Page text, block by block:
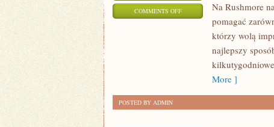
COMMENTS OFFON
FINLANDIA
Na Rushmore
pomagać
którzy wolą
najlepszy
More ]
POSTED BY ADMIN